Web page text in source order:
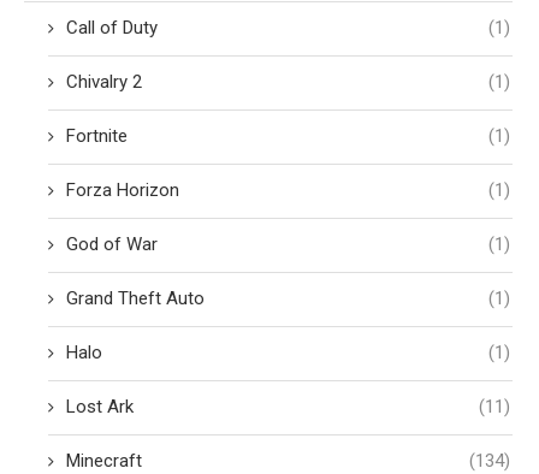
Call of Duty (1)
Chivalry 2 (1)
Fortnite (1)
Forza Horizon (1)
God of War (1)
Grand Theft Auto (1)
Halo (1)
Lost Ark (11)
Minecraft (134)